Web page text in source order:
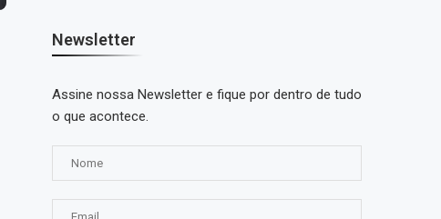
Newsletter
Assine nossa Newsletter e fique por dentro de tudo
o que acontece.